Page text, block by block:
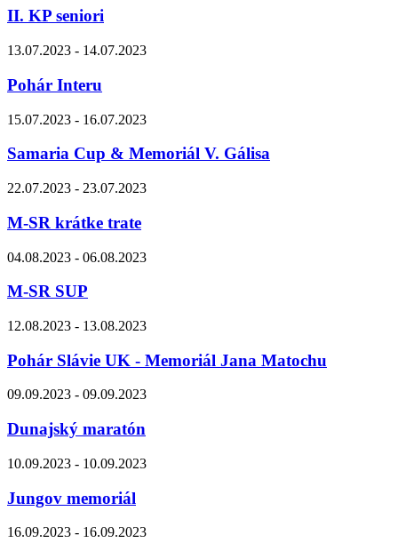
II. KP seniori
13.07.2023 - 14.07.2023
Pohár Interu
15.07.2023 - 16.07.2023
Samaria Cup & Memoriál V. Gálisa
22.07.2023 - 23.07.2023
M-SR krátke trate
04.08.2023 - 06.08.2023
M-SR SUP
12.08.2023 - 13.08.2023
Pohár Slávie UK - Memoriál Jana Matochu
09.09.2023 - 09.09.2023
Dunajský maratón
10.09.2023 - 10.09.2023
Jungov memoriál
16.09.2023 - 16.09.2023